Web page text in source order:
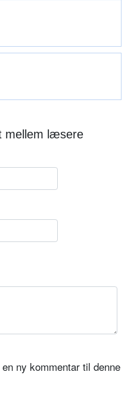
mellem læsere
ny kommentar til denne